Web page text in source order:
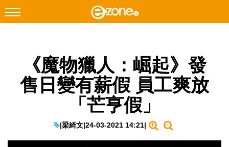
Facebook Instagram
科技焦點
教學評測
《魔物獵人：崛起》發
售日變有薪假 員工爽放
「芒亨假」
|梁綺文|24-03-2021 14:21|